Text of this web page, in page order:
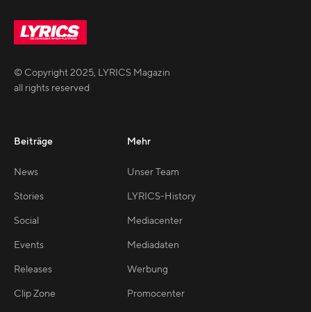
© Copyright2025, LYRICS Magazin
all rights reserved
Beiträge
News
Stories
Social
Events
Releases
Clip Zone
Mehr
Unser Team
LYRICS-History
Mediacenter
Mediadaten
Werbung
Promocenter